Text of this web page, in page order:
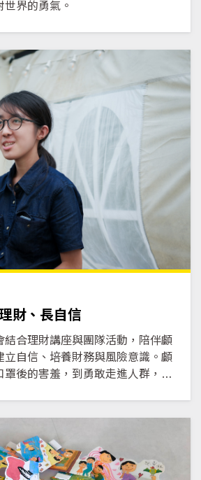
界的勇氣。
財、長自信
結合理財講座與團隊活動，陪伴顱
立自信、培養財務與風險意識。顱
罩後的害羞，到勇敢走進人群，她